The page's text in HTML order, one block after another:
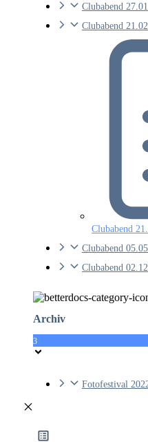
Clubabend
Clubabend
Clubabend
Clubabend
Clubabend
Archiv
3
Fotofestival